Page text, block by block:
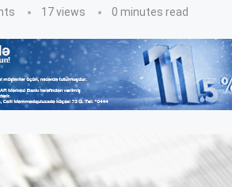
17views 0 minutes read